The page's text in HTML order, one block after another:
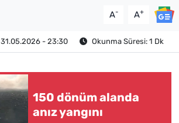
A- A+
31.05.2026 - 23:30 Okunma Süresi: 1 Dk
150 dönüm alanda
anız yangını